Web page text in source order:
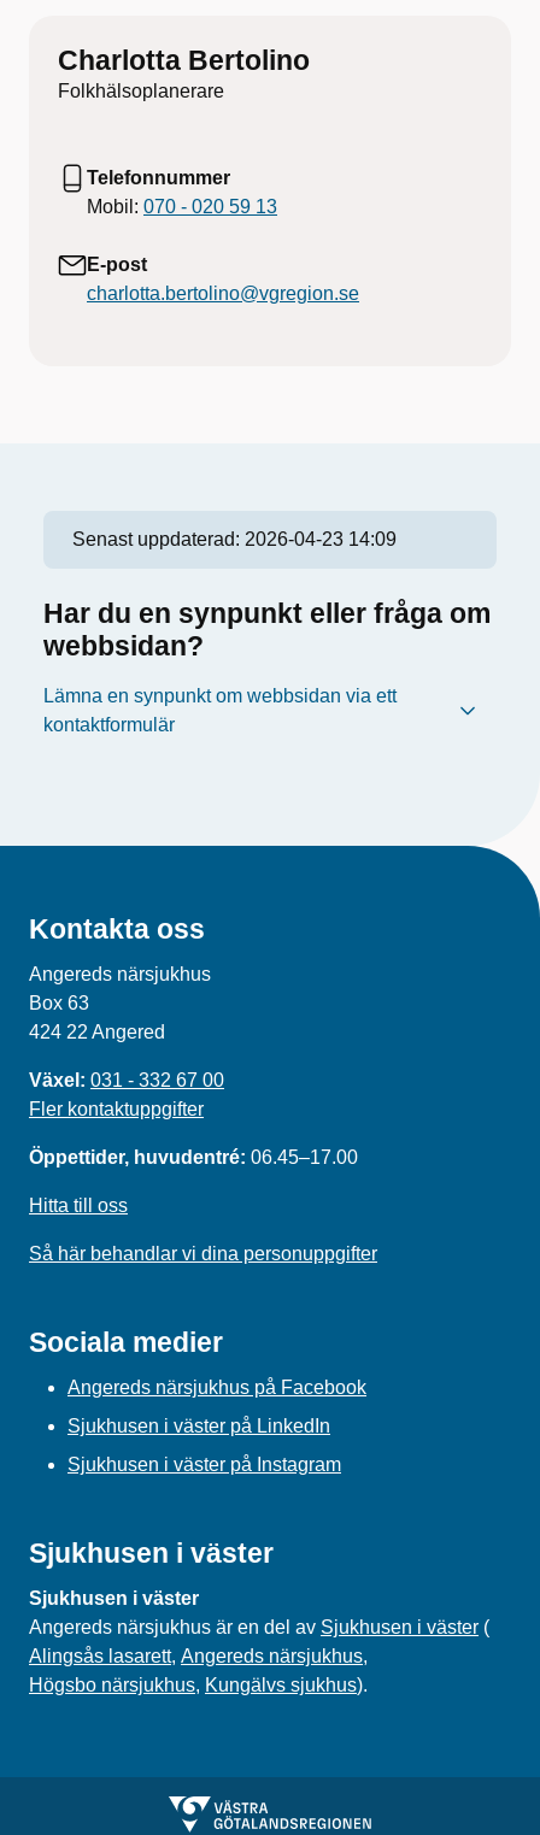
Charlotta Bertolino
Folkhälsoplanerare
Telefonnummer
Mobil: 070 - 020 59 13
E-post
charlotta.bertolino@vgregion.se
Senast uppdaterad: 2026-04-23 14:09
Har du en synpunkt eller fråga om
webbsidan?
Lämna en synpunkt om webbsidan via ett
kontaktformulär
Kontakta oss
Angereds närsjukhus
Box 63
424 22 Angered
Växel: 031 - 332 67 00
Fler kontaktuppgifter
Öppettider, huvudentré: 06.45–17.00
Hitta till oss
Så här behandlar vi dina personuppgifter
Sociala medier
Angereds närsjukhus på Facebook
Sjukhusen i väster på LinkedIn
Sjukhusen i väster på Instagram
Sjukhusen i väster
Sjukhusen i väster
Angereds närsjukhus är en del av Sjukhusen i väster (
Alingsås lasarett, Angereds närsjukhus,
Högsbo närsjukhus, Kungälvs sjukhus).